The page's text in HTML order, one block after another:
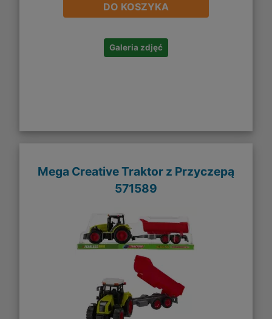
DO KOSZYKA
Galeria zdjęć
Mega Creative Traktor z Przyczepą
571589